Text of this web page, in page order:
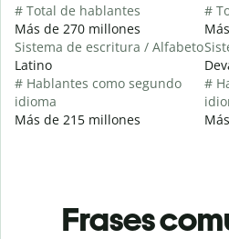
# Total de hablantes
Más de 270 millones
Sistema de escritura / Alfabeto
Latino
# Hablantes como segundo
idioma
Más de 215 millones
#
#
Frases